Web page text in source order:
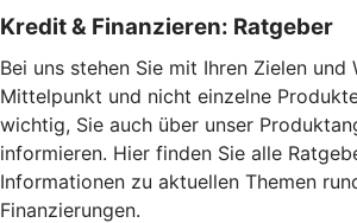
Kredit & Finanzieren: Ratgeber
Bei uns stehen Sie mit Ihren Zielen und
Mittelpunkt und nicht einzelne
wichtig, Sie auch über unser
informieren. Hier finden Sie alle
Informationen zu aktuellen Themen
Finanzierungen.